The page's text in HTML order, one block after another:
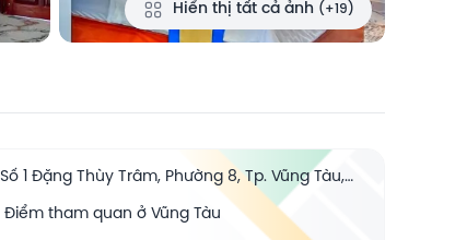
Hiển thị tất cả ảnh (+19)
Số 1 Đặng Thùy Trâm, Phường 8, Tp. Vũng Tàu,
Bà Rịa - Vũng Tàu, Vung Tau, Vietnam
Điểm tham quan ở Vũng Tàu